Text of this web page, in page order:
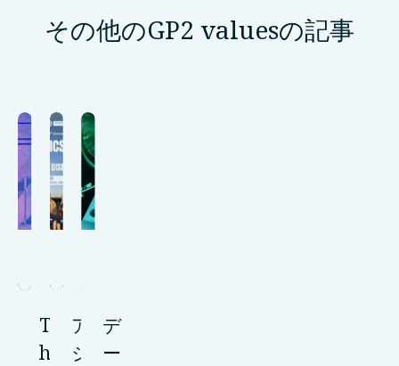
その他のGP2 valuesの記事
T
h
ア
ジ
デ
ー